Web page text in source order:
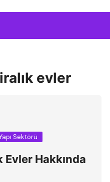
evler
Sektörü
Hakkında